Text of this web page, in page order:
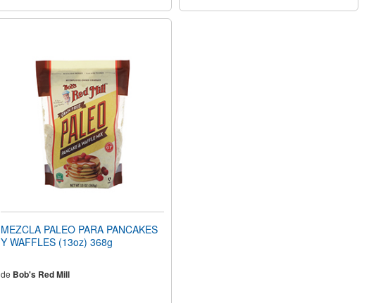
MEZCLA PALEO PARA PANCAKES
Y WAFFLES (13oz) 368g
de Bob's Red Mill